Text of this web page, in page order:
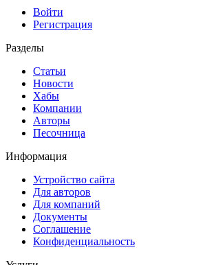
Войти
Регистрация
Разделы
Статьи
Новости
Хабы
Компании
Авторы
Песочница
Информация
Устройство сайта
Для авторов
Для компаний
Документы
Соглашение
Конфиденциальность